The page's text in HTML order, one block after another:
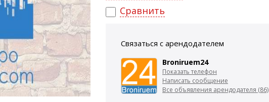
Сравнить
Связаться с арендодателем
Broniruem24
Показать телефон
Написать сообщение
Все объявления арендодателя (86)